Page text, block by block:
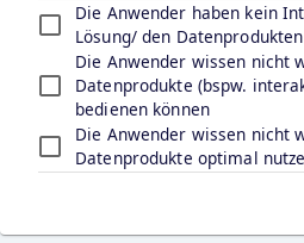
Die Anwender haben kein
Lösung/ den Datenprodukten
Die Anwender wissen nicht
Datenprodukte (bspw.
bedienen können
Die Anwender wissen nicht
Datenprodukte optimal